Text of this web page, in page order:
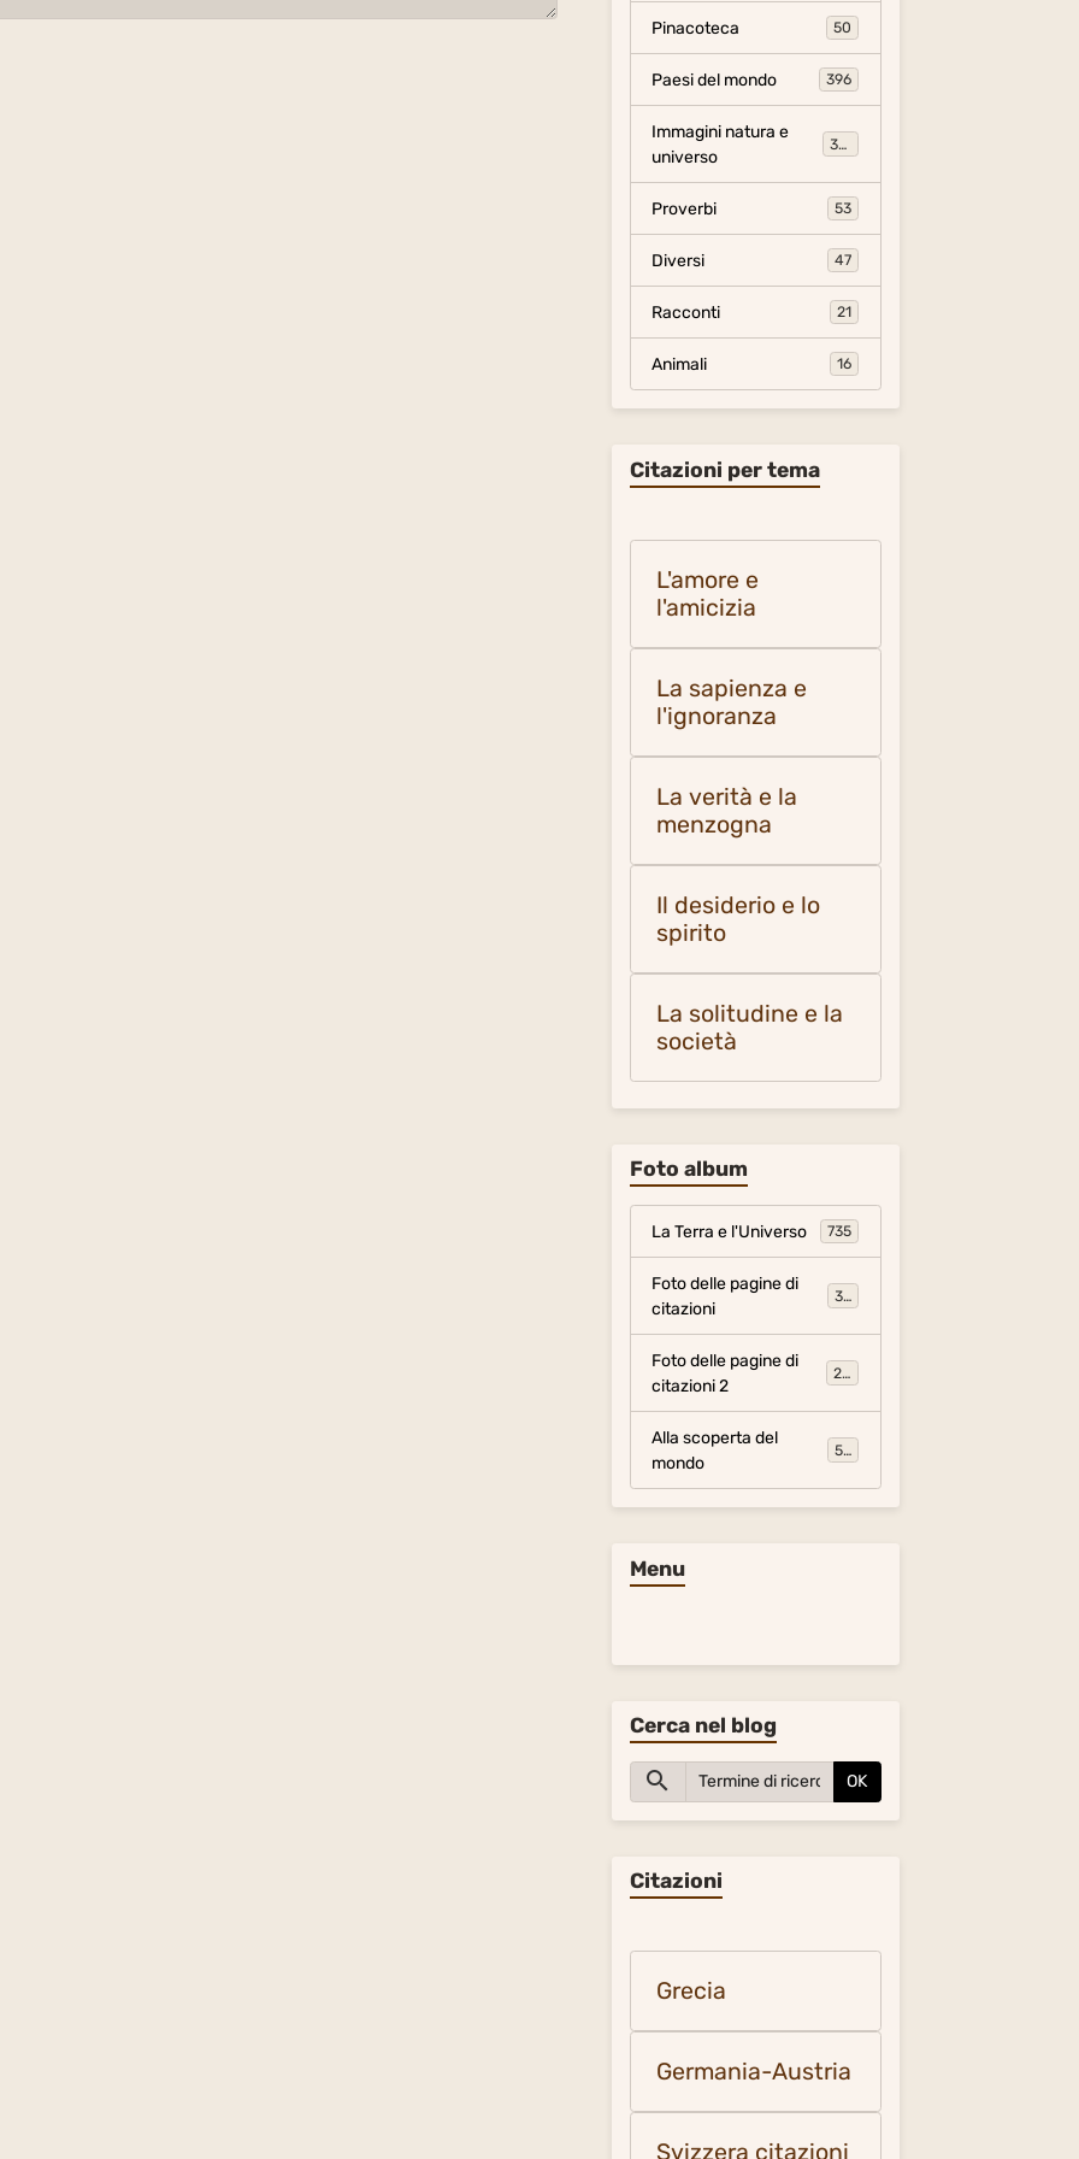
Pinacoteca 50
Paesi del mondo 396
Immagini natura e
universo
306
Proverbi 53
Diversi 47
Racconti 21
Animali 16
Citazioni per tema
L'amore e
l'amicizia
La sapienza e
l'ignoranza
La verità e la
menzogna
Il desiderio e lo
spirito
La solitudine e la
società
Foto album
La Terra e l'Universo 735
Foto delle pagine di
citazioni
317
Foto delle pagine di
citazioni 2
281
Alla scoperta del
mondo
54
Menu
Cerca nel blog
OK
Citazioni
Grecia
Germania-Austria
Svizzera citazioni